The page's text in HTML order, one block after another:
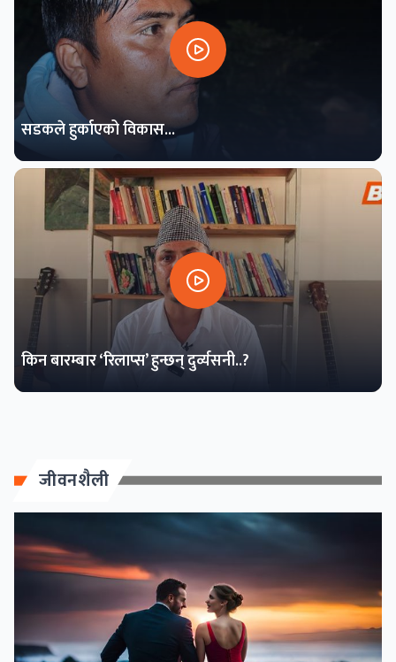
सडकले हुर्काएको विकास...
किन बारम्बार ‘रिलाप्स’ हुन्छन् दुर्व्यसनी..?
जीवनशैली